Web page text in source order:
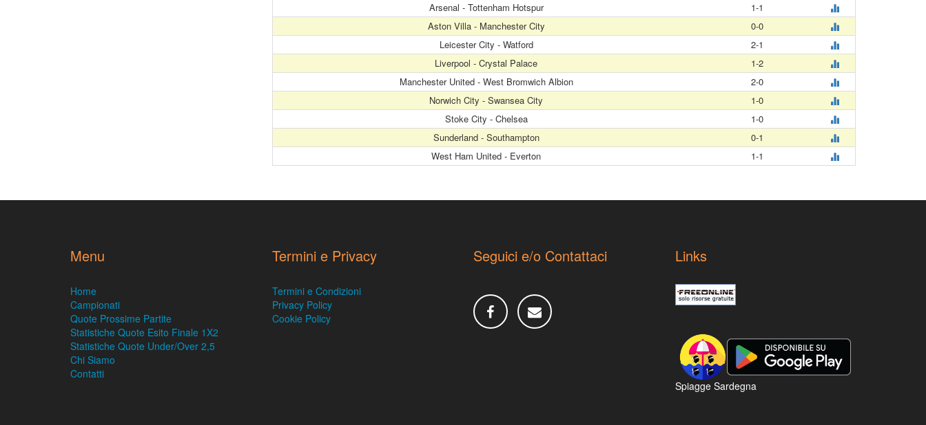
Arsenal - Tottenham Hotspur
1-1
Aston Villa - Manchester City
0-0
Leicester City - Watford
2-1
Liverpool - Crystal Palace
1-2
Manchester United - West Bromwich Albion
2-0
Norwich City - Swansea City
1-0
Stoke City - Chelsea
1-0
Sunderland - Southampton
0-1
West Ham United - Everton
1-1
Menu
Home
Campionati
Quote Prossime Partite
Statistiche Quote Esito Finale 1X2
Statistiche Quote Under/Over 2,5
Chi Siamo
Contatti
Termini e Privacy
Termini e Condizioni
Privacy Policy
Cookie Policy
Seguici e/o Contattaci Links
Spiagge Sardegna